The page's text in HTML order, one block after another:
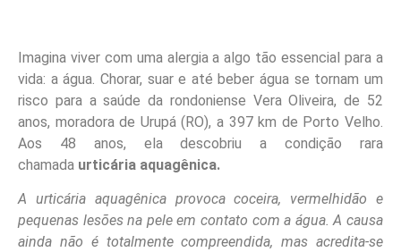
Imagina viver com uma alergia a algo tão essencial para a
vida: a água. Chorar, suar e até beber água se tornam um
risco para a saúde da rondoniense Vera Oliveira, de 52
anos, moradora de Urupá (RO), a 397 km de Porto Velho.
Aos 48 anos, ela descobriu a condição rara
chamada urticária aquagênica.
A urticária aquagênica provoca coceira, vermelhidão e
pequenas lesões na pele em contato com a água. A causa
ainda não é totalmente compreendida, mas acredita-se